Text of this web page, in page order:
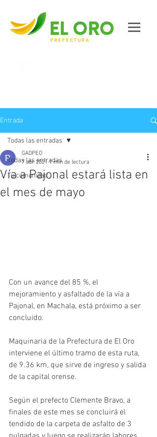
Entrada
Todas las entradas
Tu comunidad
Todas las entradas
Vía a Pajonal estará lista en
el mes de mayo
GADPEO
7 abr 2021 1 min de lectura
Con un avance del 85 %, el
mejoramiento y asfaltado de la vía a
Pajonal, en Machala, está próximo a ser
concluido.
Maquinaria de la Prefectura de El Oro
interviene el último tramo de esta ruta,
de 9.36 km, que sirve de ingreso y salida
de la capital orense.
Según el prefecto Clemente Bravo, a
finales de este mes se concluirá el
tendido de la carpeta de asfalto de 3